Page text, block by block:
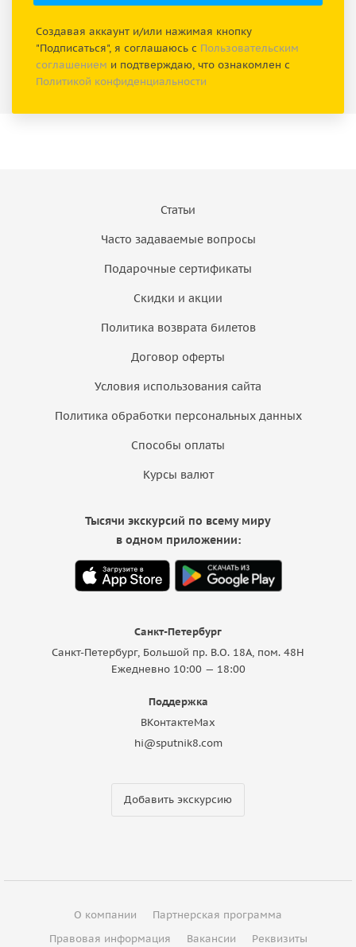
Создавая аккаунт и/или нажимая кнопку
"Подписаться", я соглашаюсь с Пользовательским
соглашением и подтверждаю, что ознакомлен с
Политикой конфиденциальности
Статьи
Часто задаваемые вопросы
Подарочные сертификаты
Скидки и акции
Политика возврата билетов
Договор оферты
Условия использования сайта
Политика обработки персональных данных
Способы оплаты
Курсы валют
Санкт-Петербург
Санкт-Петербург, Большой пр. В.О. 18A, пом. 48Н
Ежедневно 10:00 — 18:00
Поддержка
ВКонтактеMax
hi@sputnik8.com
Добавить экскурсию
Тысячи экскурсий по всему миру
в одном приложении:
О компании
Партнерская программа
Правовая информация
Вакансии Реквизиты